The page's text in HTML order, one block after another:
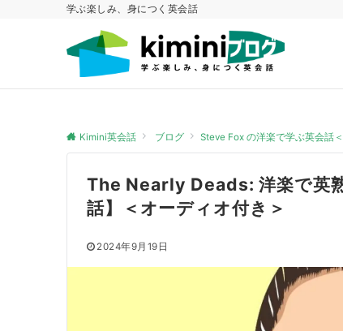
学ぶ楽しみ、身につく英会話
Kimini英会話 ブログ Steve Fox の洋楽で学ぶ英会話
The Nearly Deads: 洋楽で英
話】＜オーディオ付き＞
2024年9月19日